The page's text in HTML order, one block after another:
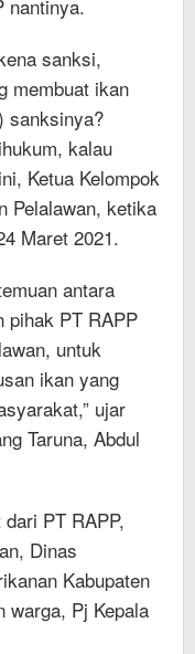
nantinya.
sanksi,
membuat ikan
sanksinya?
kalau
Ketua Kelompok
Pelalawan, ketika
Maret 2021.
antara
pihak PT RAPP
untuk
ikan yang
ujar
Taruna, Abdul
PT RAPP,
Dinas
Kabupaten
warga, Pj Kepala